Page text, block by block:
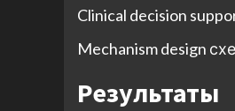
Clinical decision
Mechanism design
Результаты